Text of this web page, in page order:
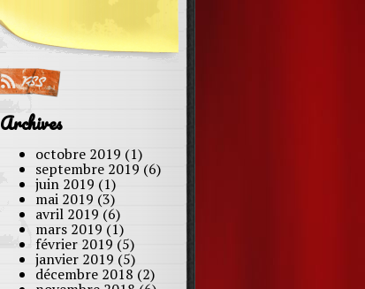
Archives
octobre 2019 (1)
septembre 2019 (6)
juin 2019 (1)
mai 2019 (3)
avril 2019 (6)
mars 2019 (1)
février 2019 (5)
janvier 2019 (5)
décembre 2018 (2)